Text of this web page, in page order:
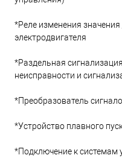
*Реле изменения
электродвигателя
*Раздельная
неисправности и
*Преобразователь
*Устройство плавного
*Подключение к системам